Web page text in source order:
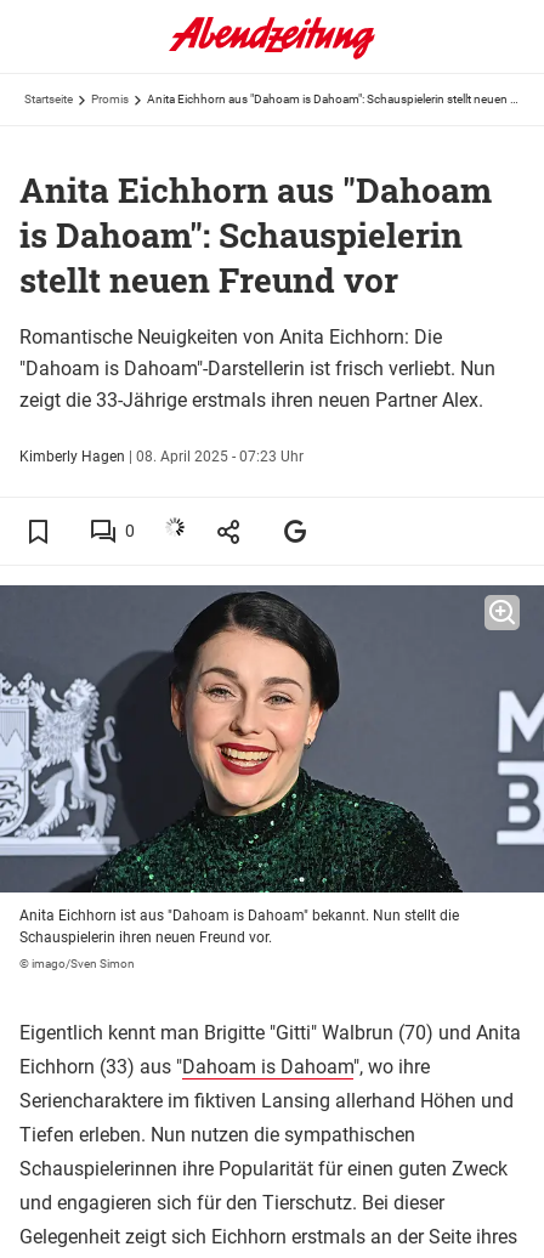
Startseite Promis
Anita Eichhorn aus "Dahoam
is Dahoam": Schauspielerin
stellt neuen Freund vor
Romantische Neuigkeiten von Anita Eichhorn: Die
"Dahoam is Dahoam"-Darstellerin ist frisch verliebt. Nun
zeigt die 33-Jährige erstmals ihren neuen Partner Alex.
Kimberly Hagen | 08. April 2025 - 07:23 Uhr
0
Anita Eichhorn ist aus "Dahoam is Dahoam" bekannt. Nun stellt die
Schauspielerin ihren neuen Freund vor.
© imago/Sven Simon
Eigentlich kennt man Brigitte "Gitti" Walbrun (70) und Anita
Eichhorn (33) aus "Dahoam is Dahoam", wo ihre
Seriencharaktere im fiktiven Lansing allerhand Höhen und
Tiefen erleben. Nun nutzen die sympathischen
Schauspielerinnen ihre Popularität für einen guten Zweck
und engagieren sich für den Tierschutz. Bei dieser
Gelegenheit zeigt sich Eichhorn erstmals an der Seite ihres